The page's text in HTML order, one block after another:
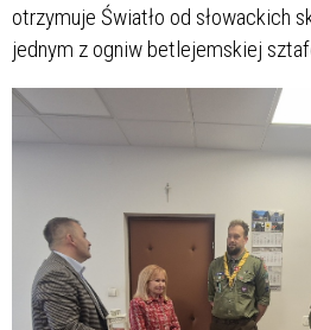
otrzymuje Światło od słowackich
jednym z ogniw betlejemskiej